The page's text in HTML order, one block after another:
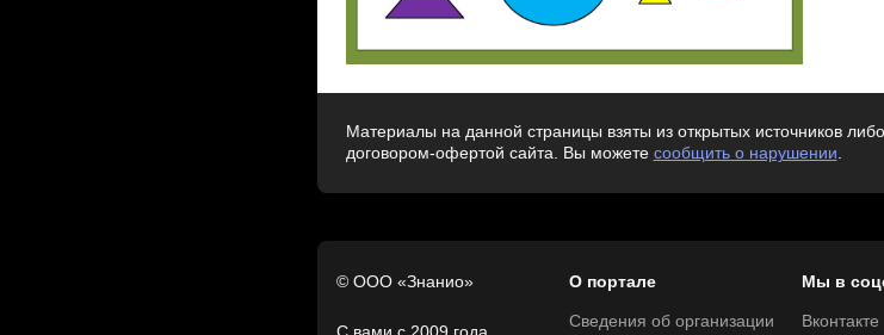
Материалы на данной страницы взяты из открытых источников
договором-офертой сайта. Вы можете сообщить о нарушении.
© ООО «Знанио» О портале
Сведения об организации
Мы в
Вконтакте